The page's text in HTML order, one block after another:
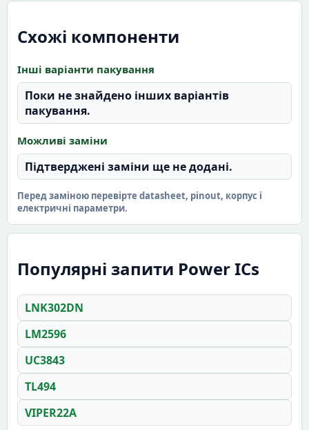
Схожі компоненти
Інші варіанти пакування
Поки не знайдено інших варіантів
пакування.
Можливі заміни
Підтверджені заміни ще не додані.
Перед заміною перевірте datasheet, pinout, корпус і
електричні параметри.
Популярні запити Power ICs
LNK302DN
LM2596
UC3843
TL494
VIPER22A